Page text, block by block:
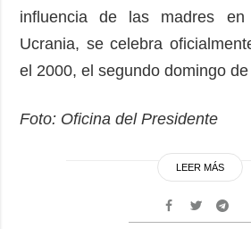
influencia de las madres
Ucrania, se celebra
el 2000, el segundo domingo
Foto: Oficina del Presidente
LEER MÁS